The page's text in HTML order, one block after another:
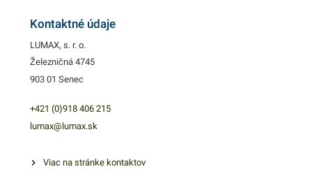
zaujímavých aranžmánov.
8 hodín. V procese horenia
Kvalitná a praktická, dokáže
skvelo dotvoriť atmosféru
inými dekoráciami. Vhodná
Kontaktné údaje
LUMAX, s. r. o.
Železničná 4745
903 01 Senec
+421 (0)918 406 215
lumax@lumax.sk
Viac na stránke kontaktov